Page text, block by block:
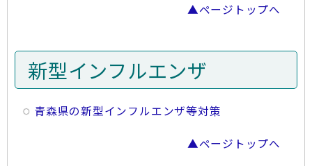
▲ページトップへ
新型インフルエンザ
青森県の新型インフルエンザ等対策
▲ページトップへ